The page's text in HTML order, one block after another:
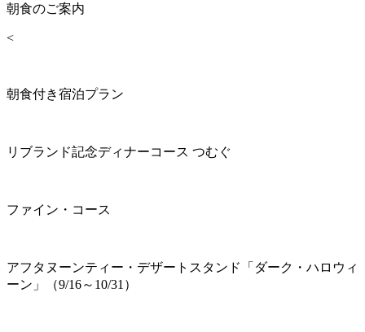
朝食のご案内
<
朝食付き宿泊プラン
リブランド記念ディナーコース つむぐ
ファイン・コース
アフタヌーンティー・デザートスタンド「ダーク・ハロウィ
ーン」（9/16～10/31）